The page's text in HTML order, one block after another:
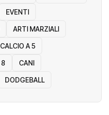
EVENTI
ARTI MARZIALI
CALCIO A 5
8 CANI
DODGEBALL